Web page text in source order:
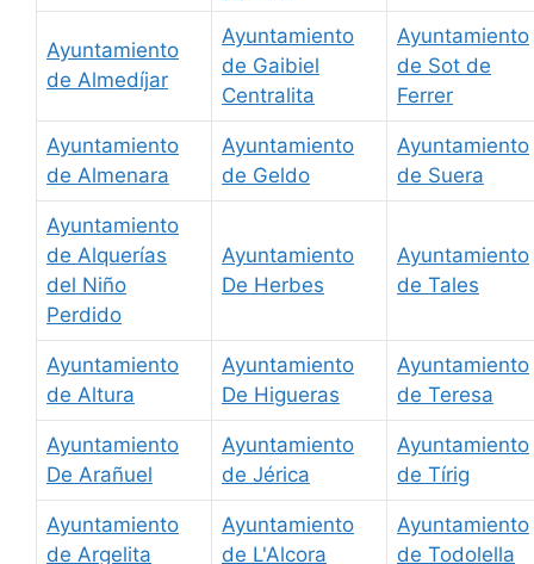
Ayuntamiento
de Almedíjar
Ayuntamiento
de Gaibiel
Centralita
Ayuntamiento
de Sot de
Ferrer
Ayuntamiento
de Almenara
Ayuntamiento
de Geldo
Ayuntamiento
de Suera
Ayuntamiento
de Alquerías
del Niño
Perdido
Ayuntamiento
De Herbes
Ayuntamiento
de Tales
Ayuntamiento
de Altura
Ayuntamiento
De Higueras
Ayuntamiento
de Teresa
Ayuntamiento
De Arañuel
Ayuntamiento
de Jérica
Ayuntamiento
de Tírig
Ayuntamiento
de Argelita
Ayuntamiento
de L'Alcora
Ayuntamiento
de Todolella